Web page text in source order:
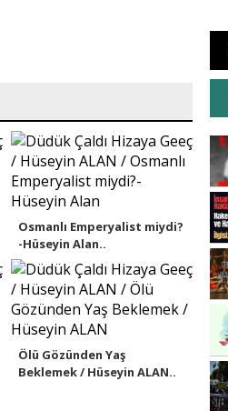
Osmanlı Emperyalist miydi?
-Hüseyin Alan..
Ölü Gözünden Yaş
Beklemek / Hüseyin ALAN..